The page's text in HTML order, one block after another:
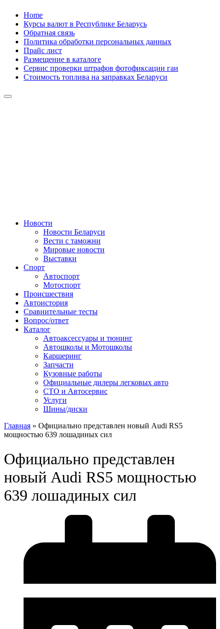
Skip
content
Home
Курсы валют в Республике Беларусь
Обратная связь
Политика обработки персональных данных
Прайс лист
Размещение в каталоге
Сервис проверки штрафов фотофиксации гаи
Стоимость топлива на заправках Беларуси
Сайт про автомобили
Новости
Новости Беларуси
Вести с таможни
Мировые новости
Выставки
Спорт
Автоспорт
Мотоспорт
Происшествия
Автоистория
Сравнительные тесты
Вопрос/ответ
Каталог
Автоакcессуары и тюнинг
Автошколы и Мотошколы
Каршеринг
Запчасти
Кузовные работы
Официальные дилеры легковых авто
СТО и Автосервис
Услуги
Шины/диски
Главная » Официально представлен новый Audi RS5
мощностью 639 лошадиных сил
Официально представлен
новый Audi RS5 мощностью
639 лошадиных сил